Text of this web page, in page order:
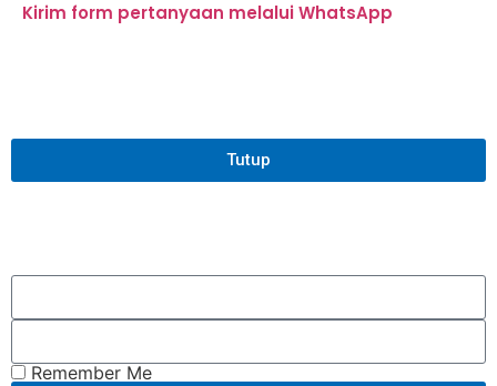
Kirim form pertanyaan melalui WhatsApp
Tutup
Remember Me